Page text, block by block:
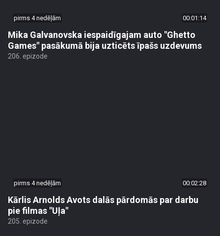
pirms 4 nedēļām 00:01:14
Mika Galvanovska iespaidīgajam auto "Ghetto
Games" pasākumā bija uzticēts īpašs uzdevums
206. epizode
pirms 4 nedēļām 00:02:28
Kārlis Arnolds Avots dalās pārdomās par darbu
pie filmas "Uļa"
205. epizode